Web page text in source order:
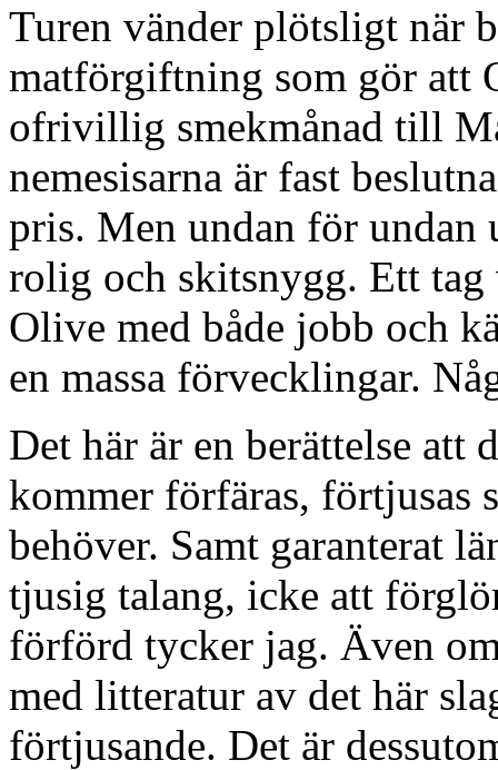
Turen vänder plötsligt när
matförgiftning som gör att
ofrivillig smekmånad till
nemesisarna är fast
pris. Men undan för undan
rolig och skitsnygg. Ett
Olive med både jobb och
en massa förvecklingar.
Det här är en berättelse att
kommer förfäras, förtjusas
behöver. Samt garanterat
tjusig talang, icke att
förförd tycker jag. Även
med litteratur av det här
förtjusande. Det är